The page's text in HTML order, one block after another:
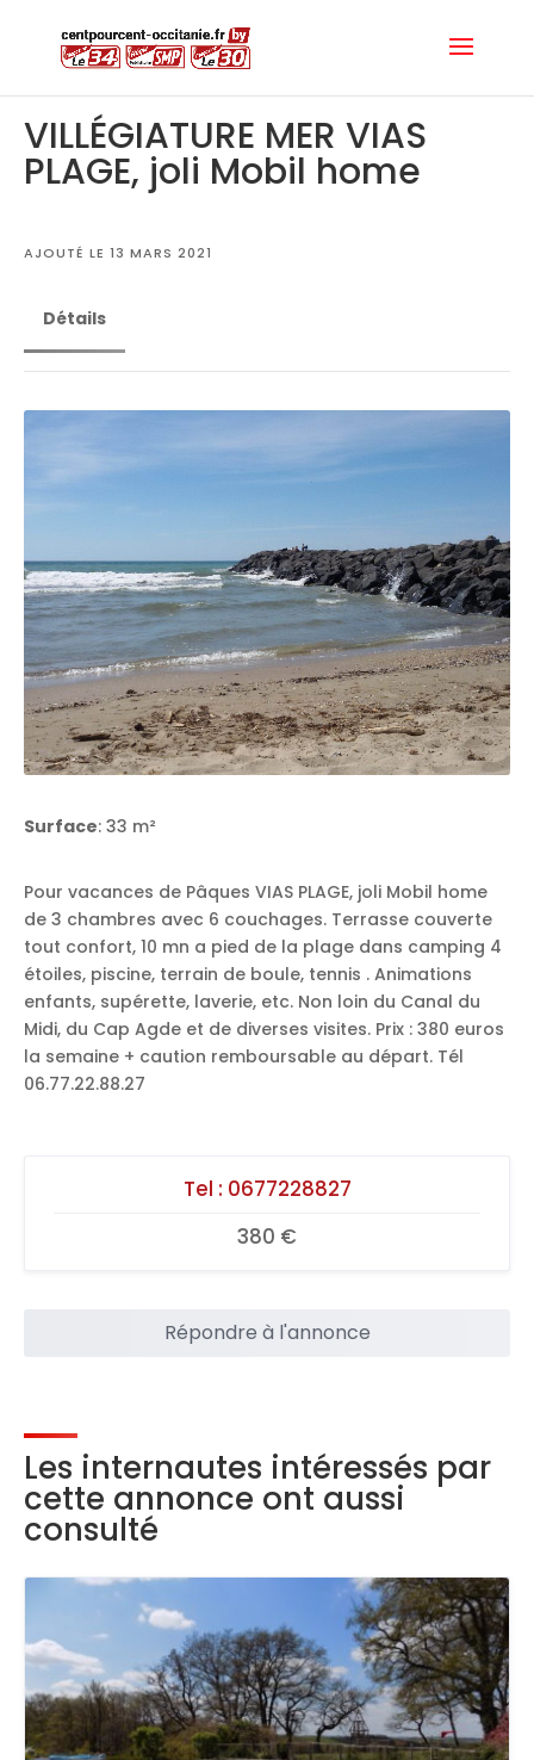
VILLÉGIATURE MER VIAS
PLAGE, joli Mobil home
AJOUTÉ LE 13 MARS 2021
Détails
Surface: 33 m²
Pour vacances de Pâques VIAS PLAGE, joli Mobil home
de 3 chambres avec 6 couchages. Terrasse couverte
tout confort, 10 mn a pied de la plage dans camping 4
étoiles, piscine, terrain de boule, tennis . Animations
enfants, supérette, laverie, etc. Non loin du Canal du
Midi, du Cap Agde et de diverses visites. Prix : 380 euros
la semaine + caution remboursable au départ. Tél
06.77.22.88.27
Tel : 0677228827
380 €
Répondre à l'annonce
Les internautes intéressés par
cette annonce ont aussi
consulté